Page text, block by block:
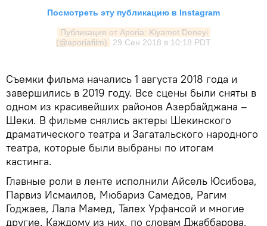
Посмотреть эту публикацию в Instagram
Публикация от Aporia: Kiyamet Deneyi
(@aporiafilm)
29 Сен 2018 в 10:18 PDT
Съемки фильма начались 1 августа 2018 года и
завершились в 2019 году. Все сцены были сняты в
одном из красивейших районов Азербайджана –
Шеки. В фильме снялись актеры Шекинского
драматического театра и Загатальского народного
театра, которые были выбраны по итогам
кастинга.
Главные роли в ленте исполнили Айсель Юсибова,
Парвиз Исмаилов, Мюбариз Самедов, Рагим
Годжаев, Лала Мамед, Талех Урфансой и многие
другие. Каждому из них, по словам Джаббарова,